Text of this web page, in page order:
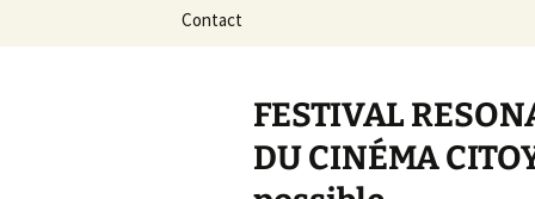
Les revues de presse
Les projets
Contact
FESTIVAL
DU CINÉMA